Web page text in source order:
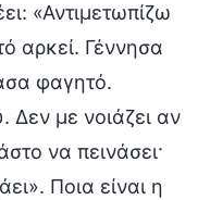
«Αντιμετωπίζω
αρκεί. Γέννησα
φαγητό.
με νοιάζει αν
να πεινάσει·
Ποια είναι η